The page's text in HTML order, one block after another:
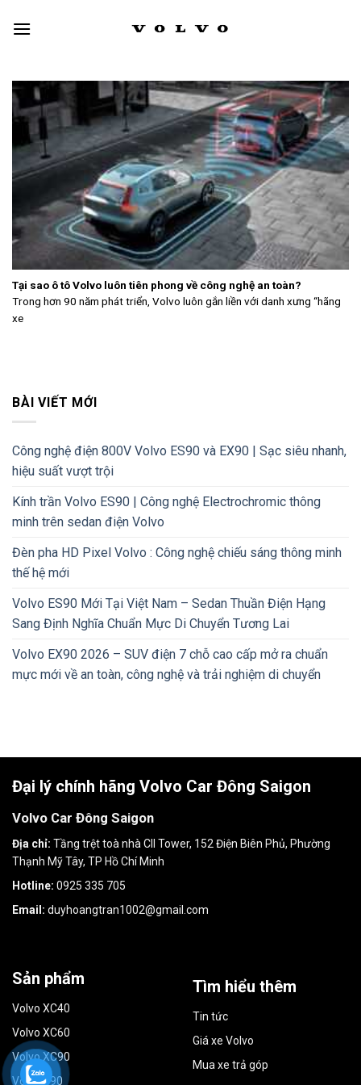
Tại sao ô tô Volvo luôn tiên phong về công nghệ an toàn?
Trong hơn 90 năm phát triển, Volvo luôn gắn liền với danh xưng “hãng
xe
BÀI VIẾT MỚI
Công nghệ điện 800V Volvo ES90 và EX90 | Sạc siêu nhanh,
hiệu suất vượt trội
Kính trần Volvo ES90 | Công nghệ Electrochromic thông
minh trên sedan điện Volvo
Đèn pha HD Pixel Volvo : Công nghệ chiếu sáng thông minh
thế hệ mới
Volvo ES90 Mới Tại Việt Nam – Sedan Thuần Điện Hạng
Sang Định Nghĩa Chuẩn Mực Di Chuyển Tương Lai
Volvo EX90 2026 – SUV điện 7 chỗ cao cấp mở ra chuẩn
mực mới về an toàn, công nghệ và trải nghiệm di chuyển
Đại lý chính hãng Volvo Car Đông Saigon
Volvo Car Đông Saigon
Địa chỉ: Tầng trệt toà nhà CII Tower, 152 Điện Biên Phủ, Phường
Thạnh Mỹ Tây, TP Hồ Chí Minh
Hotline: 0925 335 705
Email: duyhoangtran1002@gmail.com
Sản phẩm
Volvo XC40
Volvo XC60
Volvo XC90
Volvo S90
Tìm hiểu thêm
Tin tức
Giá xe Volvo
Mua xe trả góp